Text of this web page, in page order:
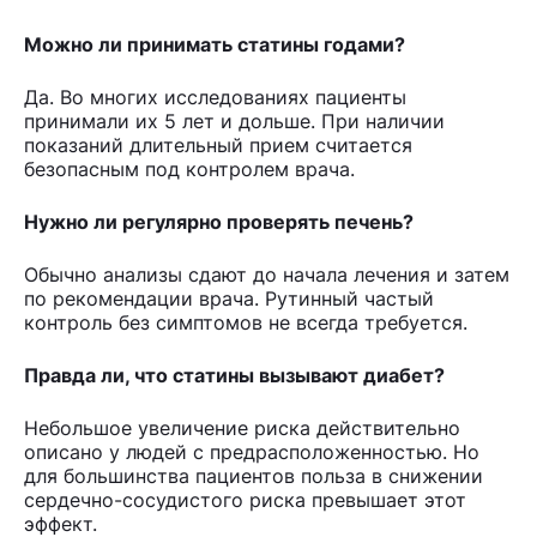
Можно ли принимать статины годами?
Да. Во многих исследованиях пациенты
принимали их 5 лет и дольше. При наличии
показаний длительный прием считается
безопасным под контролем врача.
Нужно ли регулярно проверять печень?
Обычно анализы сдают до начала лечения и затем
по рекомендации врача. Рутинный частый
контроль без симптомов не всегда требуется.
Правда ли, что статины вызывают диабет?
Небольшое увеличение риска действительно
описано у людей с предрасположенностью. Но
для большинства пациентов польза в снижении
сердечно-сосудистого риска превышает этот
эффект.